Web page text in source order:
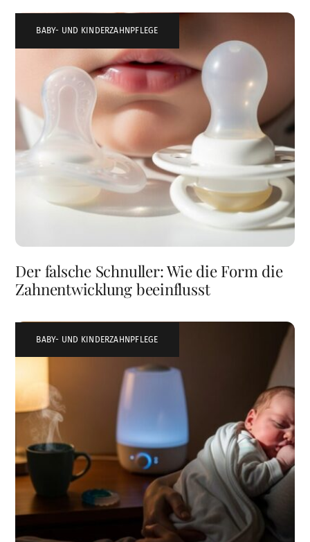
BABY- UND KINDERZAHNPFLEGE
Der falsche Schnuller: Wie die Form die
Zahnentwicklung beeinflusst
BABY- UND KINDERZAHNPFLEGE